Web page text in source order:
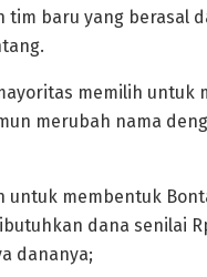
tim baru yang berasal
memilih untuk
merubah nama
untuk membentuk
dana senilai
dananya;